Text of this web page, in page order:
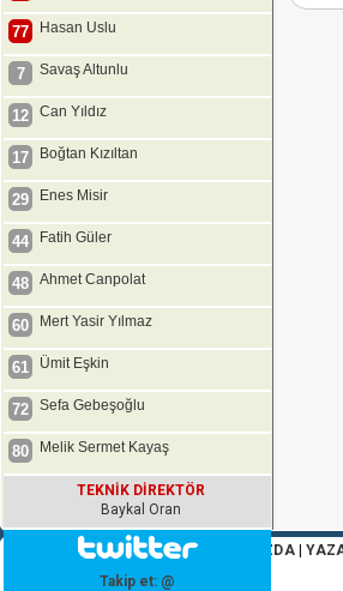
77 Hasan Uslu
7 Savaş Altunlu
12 Can Yıldız
17 Boğtan Kızıltan
29 Enes Misir
44 Fatih Güler
48 Ahmet Canpolat
60 Mert Yasir Yılmaz
61 Ümit Eşkin
72 Sefa Gebeşoğlu
80 Melik Sermet Kayaş
TEKNİK DİREKTÖR
Baykal Oran
Takip et: @
ANA SAYFA| HAKKIMIZDA|